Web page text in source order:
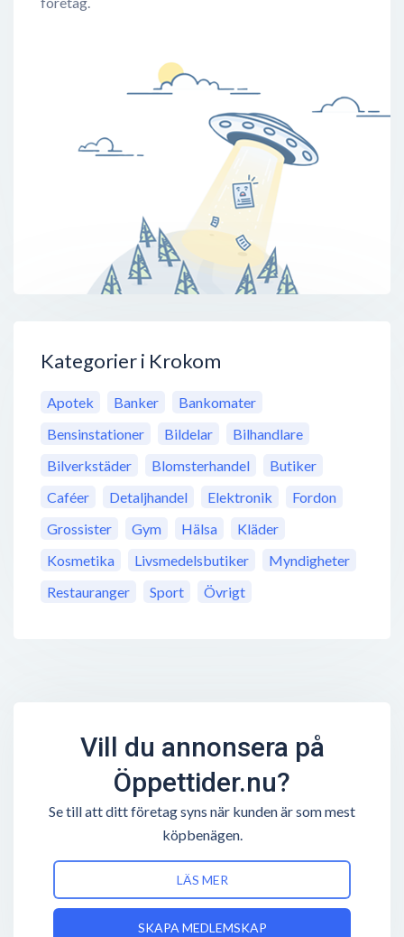
Kategorier i Krokom
Apotek Banker
Bankomater
Bensinstationer
Bildelar
Bilhandlare
Bilverkstäder
Blomsterhandel
Butiker
Caféer
Detaljhandel Elektronik
Fordon
Grossister
Gym Hälsa
Kläder
Kosmetika
Livsmedelsbutiker
Myndigheter
Restauranger
Sport Övrigt
Vill du annonsera på
Öppettider.nu?
Se till att ditt företag syns när kunden är som mest
köpbenägen.
LÄS MER
SKAPA MEDLEMSKAP